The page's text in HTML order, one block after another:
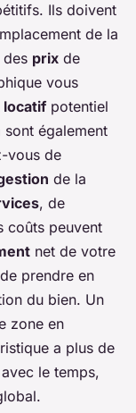
Ils doivent
de la
des prix de
vous
locatif potentiel
sont également
vous de
de la
, de
coûts peuvent
net de votre
prendre en
du bien. Un
zone en
a plus de
le temps,